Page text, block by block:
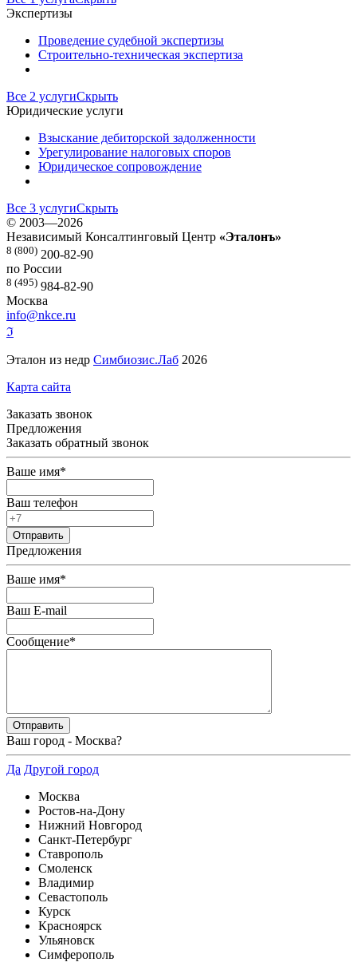
Экспертизы
Проведение судебной экспертизы
Строительно-техническая экспертиза
Все 2 услугиСкрыть
Юридические услуги
Взыскание дебиторской задолженности
Урегулирование налоговых споров
Юридическое сопровождение
Все 3 услугиСкрыть
© 2003—2026
Независимый Консалтинговый Центр «Эталонъ»
8 (800) 200-82-90
по России
8 (495) 984-82-90
Москва
info@nkce.ru
ℑ
Эталон из недр Симбиозис.Лаб 2026
Карта сайта
Заказать звонок
Предложения
Заказать обратный звонок
Ваше имя*
Ваш телефон
Предложения
Ваше имя*
Ваш E-mail
Сообщение*
Ваш город - Москва?
Да Другой город
Москва
Ростов-на-Дону
Нижний Новгород
Санкт-Петербург
Ставрополь
Смоленск
Владимир
Севастополь
Курск
Красноярск
Ульяновск
Симферополь